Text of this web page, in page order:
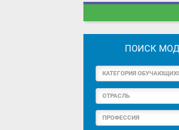
ПОИСК
ОТРАСЛЬ
ПРОФЕССИЯ